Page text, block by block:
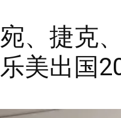
、捷克
美出国